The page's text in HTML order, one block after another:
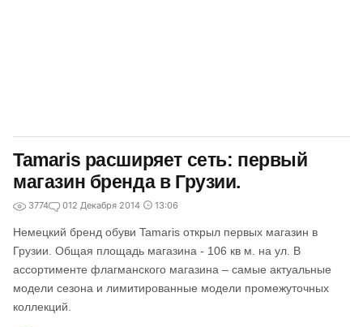
Tamaris расширяет сеть: первый
магазин бренда в Грузии.
3774 012 Декабря 2014 13:06
Немецкий бренд обуви Tamaris открыл первых магазин в
Грузии. Общая площадь магазина - 106 кв м. на ул. В
ассортименте флагманского магазина – самые актуальные
модели сезона и лимитированные модели промежуточных
коллекций.